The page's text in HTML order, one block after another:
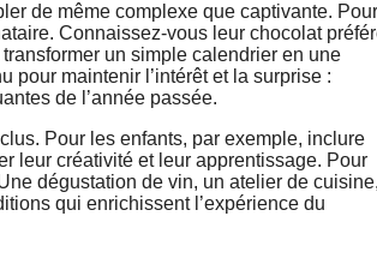
de même complexe que captivante. Pour
Connaissez-vous leur chocolat
un simple calendrier en une
pour maintenir l’intérêt et la surprise :
de l’année passée.
Pour les enfants, par exemple, inclure
leur créativité et leur apprentissage. Pour
dégustation de vin, un atelier de cuisine,
qui enrichissent l’expérience du